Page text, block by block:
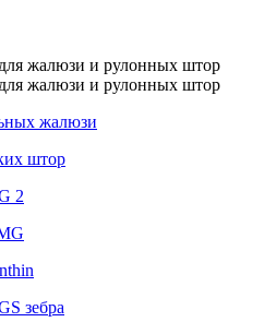
жалюзи и рулонных штор
жалюзи и рулонных штор
жалюзи
штор
2
зебра